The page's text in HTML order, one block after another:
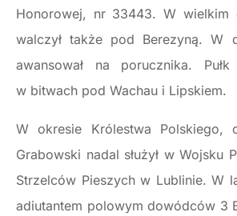
Honorowej, nr 33443. W wielkim
walczył także pod Berezyną. W
awansował na porucznika.
w bitwach pod Wachau i Lipskiem.
W okresie Królestwa Polskiego,
Grabowski nadal służył w Wojsku
Strzelców Pieszych w Lublinie. W
adiutantem polowym dowódców 3